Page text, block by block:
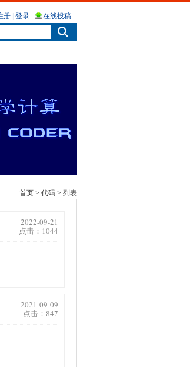
首页 > 代码 > 列表
2022-09-21
点击：1044
2021-09-09
点击：847